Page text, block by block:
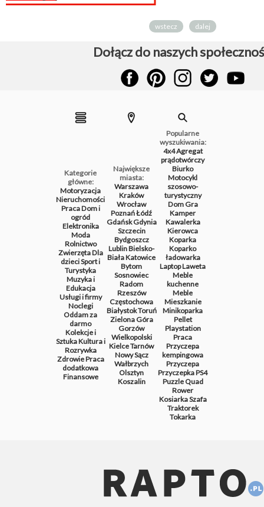
wstecz dalej
Dołącz do naszych
Kategorie
główne:
Motoryzacja
Nieruchomości
PracaDom i
ogród
Elektronika
Moda
Rolnictwo
ZwierzętaDla
dzieciSport i
Turystyka
Muzyka i
Edukacja
Usługi i firmy
Noclegi
Oddam za
darmo
Kolekcje i
SztukaKultura i
Rozrywka
ZdrowiePraca
dodatkowa
Finansowe
Największe
miasta:
Warszawa
Kraków
Wrocław
PoznańŁódź
GdańskGdynia
Szczecin
Bydgoszcz
LublinBielsko-
BiałaKatowice
Bytom
Sosnowiec
Radom
Rzeszów
Częstochowa
BiałystokToruń
Zielona Góra
Gorzów
Wielkopolski
KielceTarnów
Nowy Sącz
Wałbrzych
Olsztyn
Koszalin
Popularne
wyszukiwania:
4x4Agregat
prądotwórczy
Biurko
Motocykl
szosowo-
turystyczny
DomGra
Kamper
Kawalerka
Kierowca
Koparka
Koparko
ładowarka
LaptopLaweta
Meble
kuchenne
Meble
Mieszkanie
Minikoparka
Pellet
Playstation
Praca
Przyczepa
kempingowa
Przyczepa
PrzyczepkaPS4
PuzzleQuad
Rower
KosiarkaSzafa
Traktorek
Tokarka